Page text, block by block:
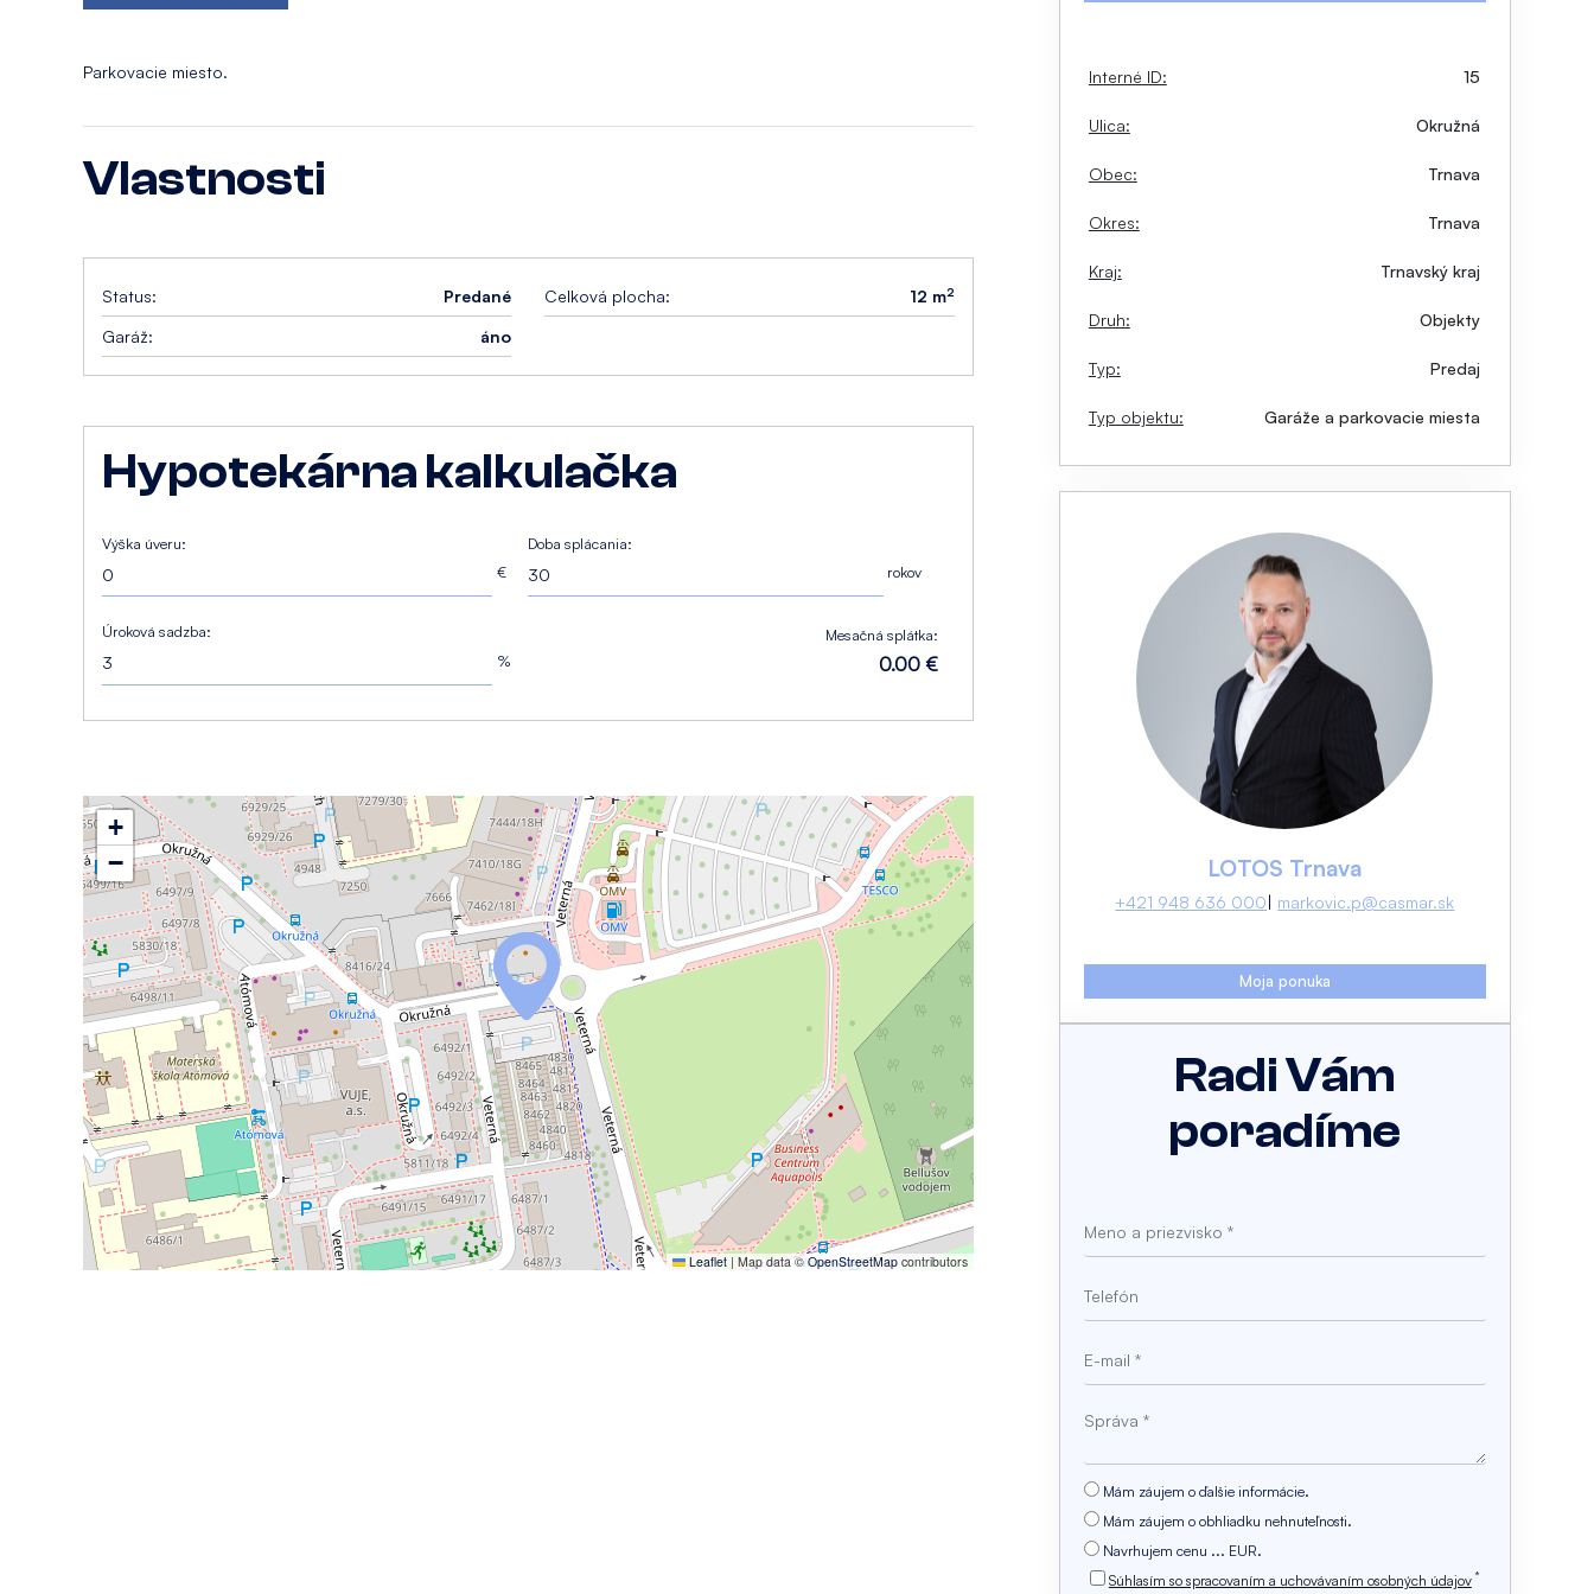
Parkovacie miesto.
Vlastnosti
Status:
Predané
Garáž:
áno
Celková plocha: 12 m2
Hypotekárna kalkulačka
Výška úveru:
€
Doba splácania:
rokov
Úroková sadzba:
%
Mesačná splátka:
0.00 €
+
−
Leaflet | Map data ©OpenStreetMapcontributors
Interné ID: 15
Ulica: Okružná
Obec: Trnava
Okres: Trnava
Kraj: Trnavský kraj
Druh: Objekty
Typ: Predaj
Typ objektu: Garáže a parkovacie miesta
LOTOS Trnava
+421 948 636 000 markovic.p@casmar.sk
Moja ponuka
Radi Vám
poradíme
Mám záujem o ďalšie informácie.
Mám záujem o obhliadku nehnuteľnosti.
Navrhujem cenu ... EUR.
Súhlasím so spracovaním a uchovávaním osobných údajov *